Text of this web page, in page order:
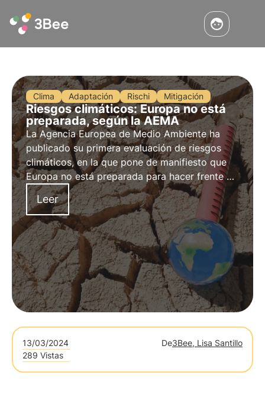
Clima Adaptación Rischi Mitigación
Riesgos climáticos: Europa no está
preparada, según la AEMA
La Agencia Europea de Medio Ambiente ha
publicado su primera evaluación de riesgos
climáticos, en la que pone de manifiesto que
Europa no está preparada para hacer frente a
los crecientes desafíos climáticos. Más
información en este artículo.
Leer
13/03/2024 De3Bee, Lisa Santillo
289 Vistas